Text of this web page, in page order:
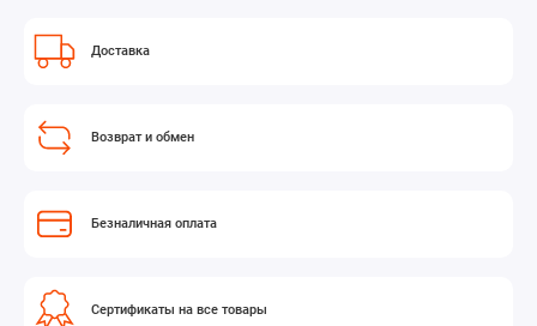
Доставка
Возврат и обмен
Безналичная оплата
Сертификаты на все товары